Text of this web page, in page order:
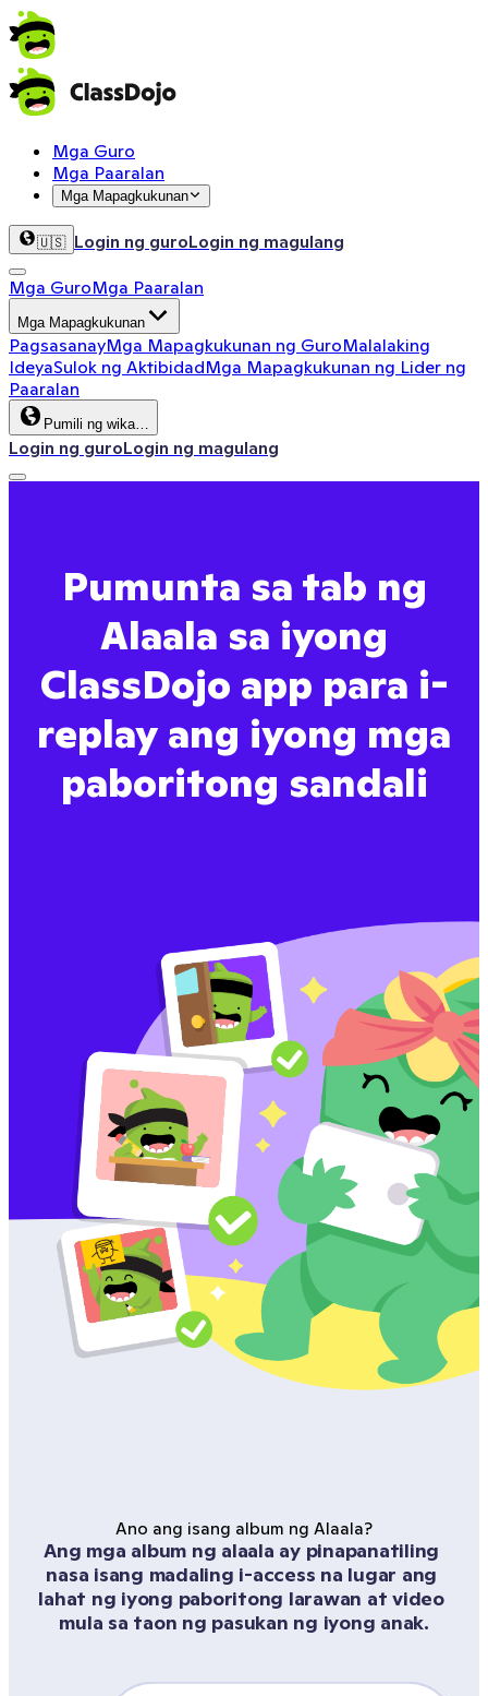
Mga Guro
Mga Paaralan
Mga Mapagkukunan
🇺🇸 Login ng guroLogin ng magulang
Mga GuroMga Paaralan
Mga Mapagkukunan
PagsasanayMga Mapagkukunan ng GuroMalalaking
IdeyaSulok ng AktibidadMga Mapagkukunan ng Lider ng
Paaralan
Pumili ng wika…
Login ng guroLogin ng magulang
Pumunta sa tab ng
Alaala sa iyong
ClassDojo app para i-
replay ang iyong mga
paboritong sandali
Ano ang isang album ng Alaala?
Ang mga album ng alaala ay pinapanatiling
nasa isang madaling i-access na lugar ang
lahat ng iyong paboritong larawan at video
mula sa taon ng pasukan ng iyong anak.